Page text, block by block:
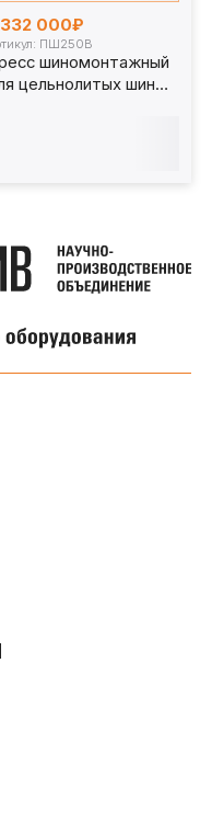
000₽
ПШ250В
шиномонтажный
цельнолитых шин